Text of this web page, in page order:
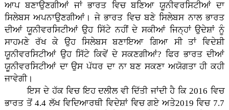
ਆਪ ਬਣਾਉਣਗੀਆਂ ਜਾਂ ਭਾਰਤ ਵਿਚ ਬਣਿਆ ਯੂਨੀਵਰਸਿਟੀਆਂ ਦਾ
ਸਿਲੇਬਸ ਅਪਨਾਉਣਗੀਆਂ। ਜੇ ਭਾਰਤ ਵਿਚ ਬਣੇ ਸਿਲੇਬਸ ਨਾਲ ਭਾਰਤ
ਦੀਆਂ ਯੂਨੀਵਰਸਿਟੀਆਂ ਉਹ ਸਿੱਟੇ ਨਹੀਂ ਦੇ ਸਕੀਆਂ ਜਿਨ੍ਹਾਂ ਉਦੇਸ਼ਾਂ ਨੂੰ
ਸਾਹਮਣੇ ਰੱਖ ਕੇ ਉਹ ਸਿਲੇਬਸ ਬਣਾਇਆ ਗਿਆ ਸੀ ਤਾਂ ਵਿਦੇਸ਼ੀ
ਯੂਨੀਵਰਸਿਟੀਆਂ ਉਹ ਸਿੱਟੇ ਕਿਵੇਂ ਦੇ ਸਕਣਗੀਆਂ? ਫਿਰ ਭਾਰਤ ਦੀਆਂ
ਯੂਨੀਵਰਸਿਟੀਆਂ ਦਾ ਉਸ ਪੱਧਰ ਦਾ ਨਾ ਬਣ ਸਕਣਾ ਅਯੋਗਤਾ ਹੀ ਕਹੀ
ਜਾਵੇਗੀ।
ਇਸ ਦੇ ਹੱਕ ਵਿਚ ਇਹ ਦਲੀਲ ਵੀ ਦਿੱਤੀ ਜਾਂਦੀ ਹੈ ਕਿ 2016 ਵਿਚ
ਭਾਰਤ ਤੋਂ 4.4 ਲੱਖ ਵਿਦਿਆਰਥੀ ਵਿਦੇਸ਼ਾਂ ਵਿਚ ਗਏ ਅਤੇ2019 ਵਿਚ 7.7